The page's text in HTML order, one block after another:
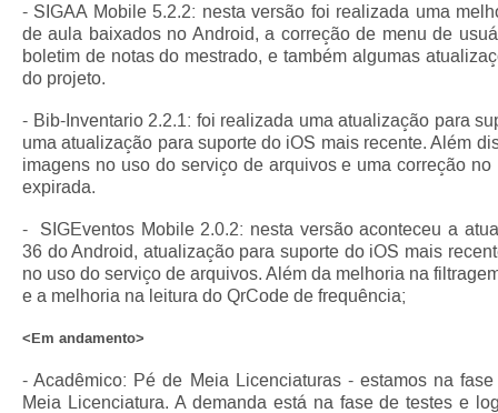
- SIGAA Mobile 5.2.2: nesta versão foi realizada uma
de aula baixados no Android, a correção de menu de
boletim de notas do mestrado, e também algumas
do projeto.
- Bib-Inventario 2.2.1: foi realizada uma atualização para
uma atualização para suporte do iOS mais recente. Além
imagens no uso do serviço de arquivos e uma correção
expirada.
- SIGEventos Mobile 2.0.2: nesta versão aconteceu a
36 do Android, atualização para suporte do iOS mais
no uso do serviço de arquivos. Além da melhoria na
e a melhoria na leitura do QrCode de frequência;
<Em andamento>
- Acadêmico: Pé de Meia Licenciaturas - estamos na
Meia Licenciatura. A demanda está na fase de testes e